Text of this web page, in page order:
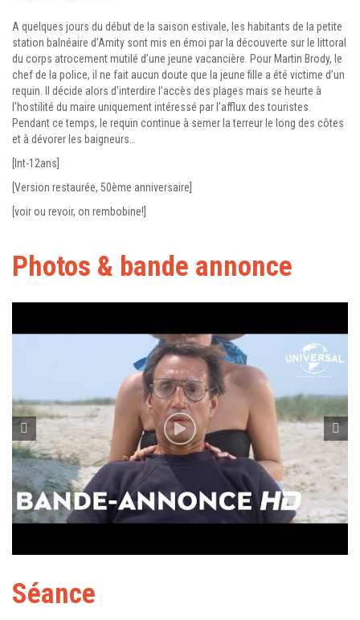
A quelques jours du début de la saison estivale, les habitants de la petite
station balnéaire d’Amity sont mis en émoi par la découverte sur le littoral
du corps atrocement mutilé d’une jeune vacancière. Pour Martin Brody, le
chef de la police, il ne fait aucun doute que la jeune fille a été victime d’un
requin. Il décide alors d’interdire l’accès des plages mais se heurte à
l’hostilité du maire uniquement intéressé par l’afflux des touristes.
Pendant ce temps, le requin continue à semer la terreur le long des côtes
et à dévorer les baigneurs…
[Int-12ans]
[Version restaurée, 50ème anniversaire]
[voir ou revoir, on rembobine!]
Photos & bande annonce
Séance